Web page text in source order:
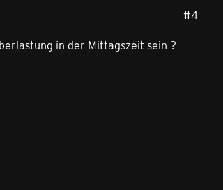
#4
in der Mittagszeit sein ?